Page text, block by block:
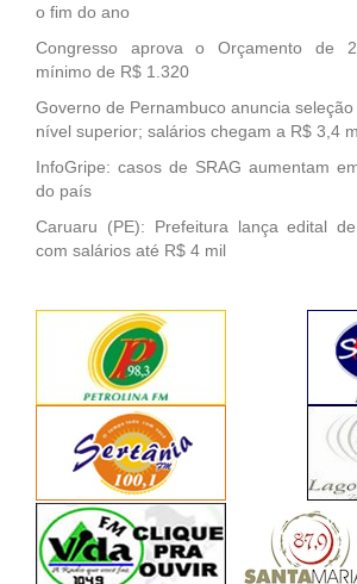
o fim do ano
Congresso aprova o Orçamento de
mínimo de R$ 1.320
Governo de Pernambuco anuncia
nível superior; salários chegam a R$ 3,4
InfoGripe: casos de SRAG aumentam
do país
Caruaru (PE): Prefeitura lança edital
com salários até R$ 4 mil